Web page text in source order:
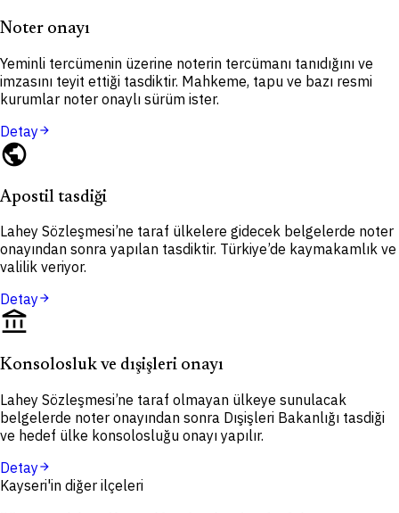
Noter onayı
Yeminli tercümenin üzerine noterin tercümanı tanıdığını ve
imzasını teyit ettiği tasdiktir. Mahkeme, tapu ve bazı resmi
kurumlar noter onaylı sürüm ister.
Detayarrow_forward
public
Apostil tasdiği
Lahey Sözleşmesi’ne taraf ülkelere gidecek belgelerde noter
onayından sonra yapılan tasdiktir. Türkiye’de kaymakamlık ve
valilik veriyor.
Detayarrow_forward
account_balance
Konsolosluk ve dışişleri onayı
Lahey Sözleşmesi’ne taraf olmayan ülkeye sunulacak
belgelerde noter onayından sonra Dışişleri Bakanlığı tasdiği
ve hedef ülke konsolosluğu onayı yapılır.
Detayarrow_forward
Kayseri'in diğer ilçeleri